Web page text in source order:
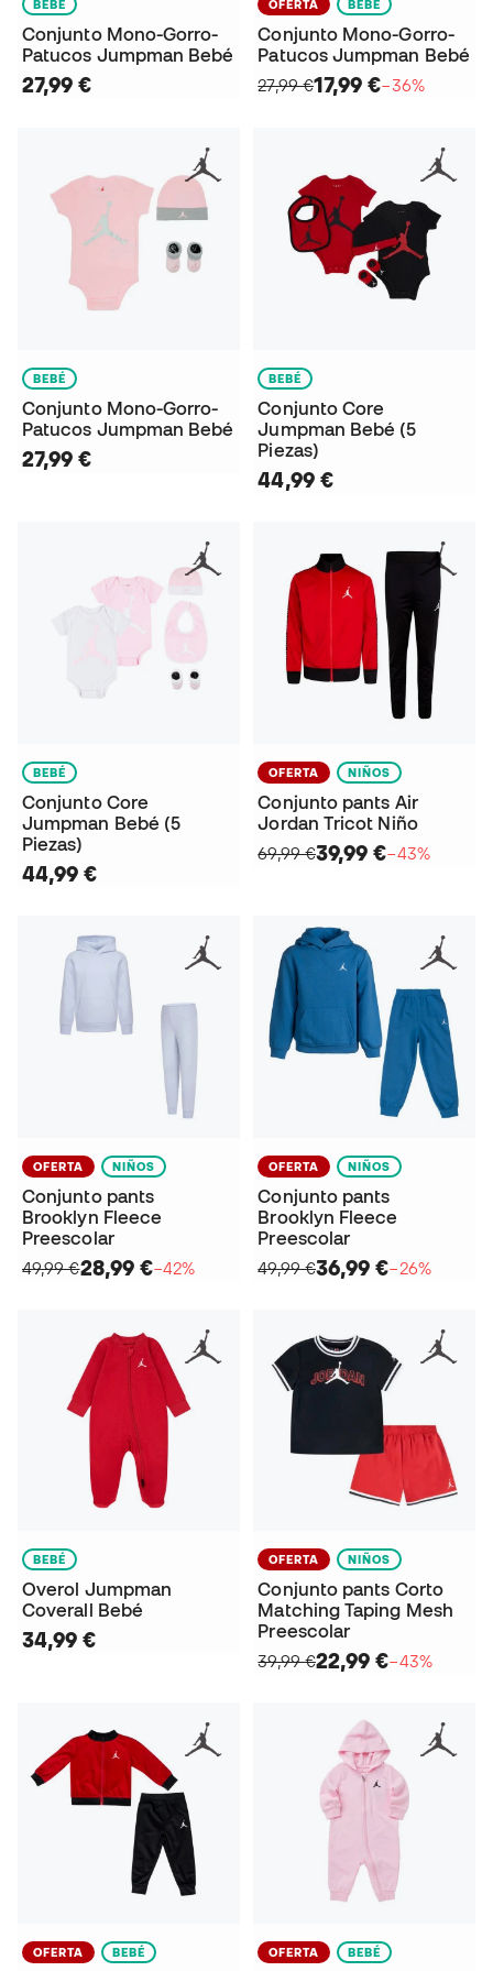
BEBÉ
Conjunto Mono-Gorro-
Patucos Jumpman Bebé
27,99 €
OFERTA BEBÉ
Conjunto Mono-Gorro-
Patucos Jumpman Bebé
27,99 €17,99 €−36%
BEBÉ
Conjunto Mono-Gorro-
Patucos Jumpman Bebé
27,99 €
BEBÉ
Conjunto Core
Jumpman Bebé (5
Piezas)
44,99 €
BEBÉ
Conjunto Core
Jumpman Bebé (5
Piezas)
44,99 €
OFERTA NIÑOS
Conjunto pants Air
Jordan Tricot Niño
69,99 €39,99 €−43%
OFERTA NIÑOS
Conjunto pants
Brooklyn Fleece
Preescolar
49,99 €28,99 €−42%
OFERTA NIÑOS
Conjunto pants
Brooklyn Fleece
Preescolar
49,99 €36,99 €−26%
BEBÉ
Overol Jumpman
Coverall Bebé
34,99 €
OFERTA NIÑOS
Conjunto pants Corto
Matching Taping Mesh
Preescolar
39,99 €22,99 €−43%
OFERTA BEBÉ OFERTA BEBÉ